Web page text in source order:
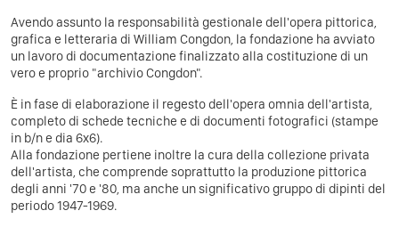
Avendo assunto la responsabilità gestionale dell'opera pittorica,
grafica e letteraria di William Congdon, la fondazione ha avviato
un lavoro di documentazione finalizzato alla costituzione di un
vero e proprio "archivio Congdon".
È in fase di elaborazione il regesto dell'opera omnia dell'artista,
completo di schede tecniche e di documenti fotografici (stampe
in b/n e dia 6x6).
Alla fondazione pertiene inoltre la cura della collezione privata
dell'artista, che comprende soprattutto la produzione pittorica
degli anni '70 e '80, ma anche un significativo gruppo di dipinti del
periodo 1947-1969.